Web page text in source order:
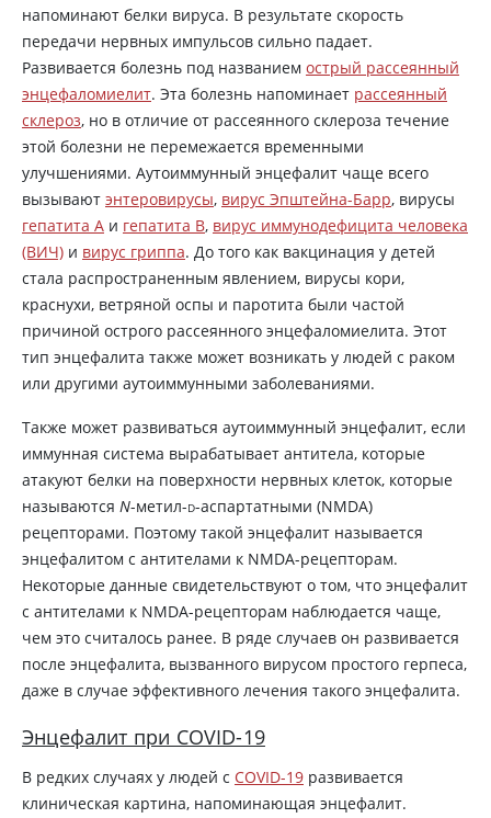
напоминают белки вируса. В результате скорость
передачи нервных импульсов сильно падает.
Развивается болезнь под названием острый рассеянный
энцефаломиелит. Эта болезнь напоминает рассеянный
склероз, но в отличие от рассеянного склероза течение
этой болезни не перемежается временными
улучшениями. Аутоиммунный энцефалит чаще всего
вызывают энтеровирусы, вирус Эпштейна-Барр, вирусы
гепатита А и гепатита В, вирус иммунодефицита человека
(ВИЧ) и вирус гриппа. До того как вакцинация у детей
стала распространенным явлением, вирусы кори,
краснухи, ветряной оспы и паротита были частой
причиной острого рассеянного энцефаломиелита. Этот
тип энцефалита также может возникать у людей с раком
или другими аутоиммунными заболеваниями.
Также может развиваться аутоиммунный энцефалит, если
иммунная система вырабатывает антитела, которые
атакуют белки на поверхности нервных клеток, которые
называются N-метил-d-аспартатными (NMDA)
рецепторами. Поэтому такой энцефалит называется
энцефалитом с антителами к NMDA-рецепторам.
Некоторые данные свидетельствуют о том, что энцефалит
с антителами к NMDA-рецепторам наблюдается чаще,
чем это считалось ранее. В ряде случаев он развивается
после энцефалита, вызванного вирусом простого герпеса,
даже в случае эффективного лечения такого энцефалита.
Энцефалит при COVID-19
В редких случаях у людей с COVID-19 развивается
клиническая картина, напоминающая энцефалит.